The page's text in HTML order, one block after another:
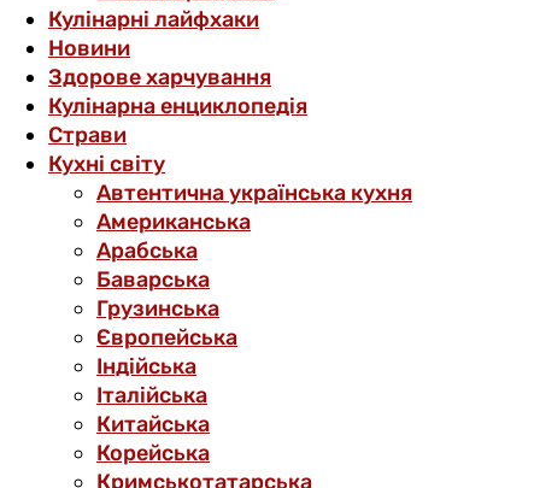
Кулінарні лайфхаки
Новини
Здорове харчування
Кулінарна енциклопедія
Страви
Кухні світу
Автентична українська кухня
Американська
Арабська
Баварська
Грузинська
Європейська
Індійська
Італійська
Китайська
Корейська
Кримськотатарська